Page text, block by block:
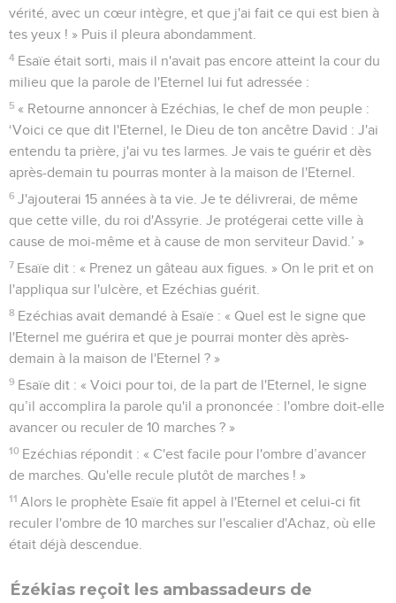
vérité, avec un cœur intègre, et que j'ai fait ce qui est bien à
tes yeux ! » Puis il pleura abondamment.
4 Esaïe était sorti, mais il n'avait pas encore atteint la cour du
milieu que la parole de l'Eternel lui fut adressée :
5 « Retourne annoncer à Ezéchias, le chef de mon peuple :
‘Voici ce que dit l'Eternel, le Dieu de ton ancêtre David : J'ai
entendu ta prière, j'ai vu tes larmes. Je vais te guérir et dès
après-demain tu pourras monter à la maison de l'Eternel.
6 J'ajouterai 15 années à ta vie. Je te délivrerai, de même
que cette ville, du roi d'Assyrie. Je protégerai cette ville à
cause de moi-même et à cause de mon serviteur David.’ »
7 Esaïe dit : « Prenez un gâteau aux figues. » On le prit et on
l'appliqua sur l'ulcère, et Ezéchias guérit.
8 Ezéchias avait demandé à Esaïe : « Quel est le signe que
l'Eternel me guérira et que je pourrai monter dès après-
demain à la maison de l'Eternel ? »
9 Esaïe dit : « Voici pour toi, de la part de l'Eternel, le signe
qu’il accomplira la parole qu'il a prononcée : l'ombre doit-elle
avancer ou reculer de 10 marches ? »
10 Ezéchias répondit : « C'est facile pour l'ombre d’avancer
de marches. Qu'elle recule plutôt de marches ! »
11 Alors le prophète Esaïe fit appel à l'Eternel et celui-ci fit
reculer l'ombre de 10 marches sur l'escalier d'Achaz, où elle
était déjà descendue.
Ézékias reçoit les ambassadeurs de